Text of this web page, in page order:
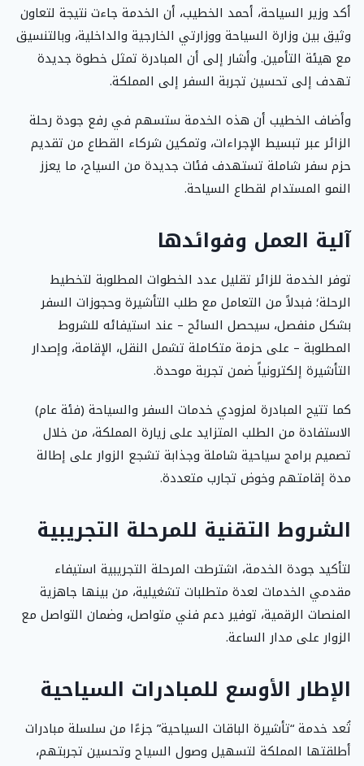
أكد وزير السياحة، أحمد الخطيب، أن الخدمة جاءت نتيجة لتعاون
وثيق بين وزارة السياحة ووزارتي الخارجية والداخلية، وبالتنسيق
مع هيئة التأمين. وأشار إلى أن المبادرة تمثل خطوة جديدة
تهدف إلى تحسين تجربة السفر إلى المملكة.
وأضاف الخطيب أن هذه الخدمة ستسهم في رفع جودة رحلة
الزائر عبر تبسيط الإجراءات، وتمكين شركاء القطاع من تقديم
حزم سفر شاملة تستهدف فئات جديدة من السياح، ما يعزز
النمو المستدام لقطاع السياحة.
آلية العمل وفوائدها
توفر الخدمة للزائر تقليل عدد الخطوات المطلوبة لتخطيط
الرحلة؛ فبدلاً من التعامل مع طلب التأشيرة وحجوزات السفر
بشكل منفصل، سيحصل السائح – عند استيفائه للشروط
المطلوبة – على حزمة متكاملة تشمل النقل، الإقامة، وإصدار
التأشيرة إلكترونياً ضمن تجربة موحدة.
كما تتيح المبادرة لمزودي خدمات السفر والسياحة (فئة عام)
الاستفادة من الطلب المتزايد على زيارة المملكة، من خلال
تصميم برامج سياحية شاملة وجذابة تشجع الزوار على إطالة
مدة إقامتهم وخوض تجارب متعددة.
الشروط التقنية للمرحلة التجريبية
لتأكيد جودة الخدمة، اشترطت المرحلة التجريبية استيفاء
مقدمي الخدمات لعدة متطلبات تشغيلية، من بينها جاهزية
المنصات الرقمية، توفير دعم فني متواصل، وضمان التواصل مع
الزوار على مدار الساعة.
الإطار الأوسع للمبادرات السياحية
تُعد خدمة “تأشيرة الباقات السياحية” جزءًا من سلسلة مبادرات
أطلقتها المملكة لتسهيل وصول السياح وتحسين تجربتهم،